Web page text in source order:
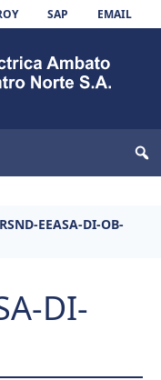
SAP EMAIL
EEASA-DI-OB-
DI-